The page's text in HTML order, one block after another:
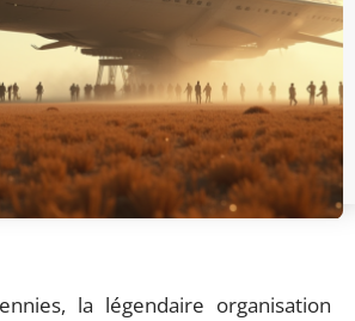
la légendaire organisation